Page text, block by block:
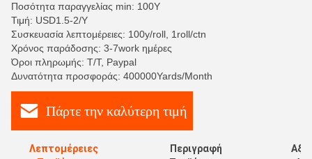
Ποσότητα παραγγελίας min: 100Y
Τιμή: USD1.5-2/Y
Συσκευασία λεπτομέρειες: 100y/roll, 1roll/ctn
Χρόνος παράδοσης: 3-7work ημέρες
Όροι πληρωμής: T/T, Paypal
Δυνατότητα προσφοράς: 400000Yards/Month
Πάρτε την καλύτερη τιμή
Λεπτομέρειες
Περιγραφή